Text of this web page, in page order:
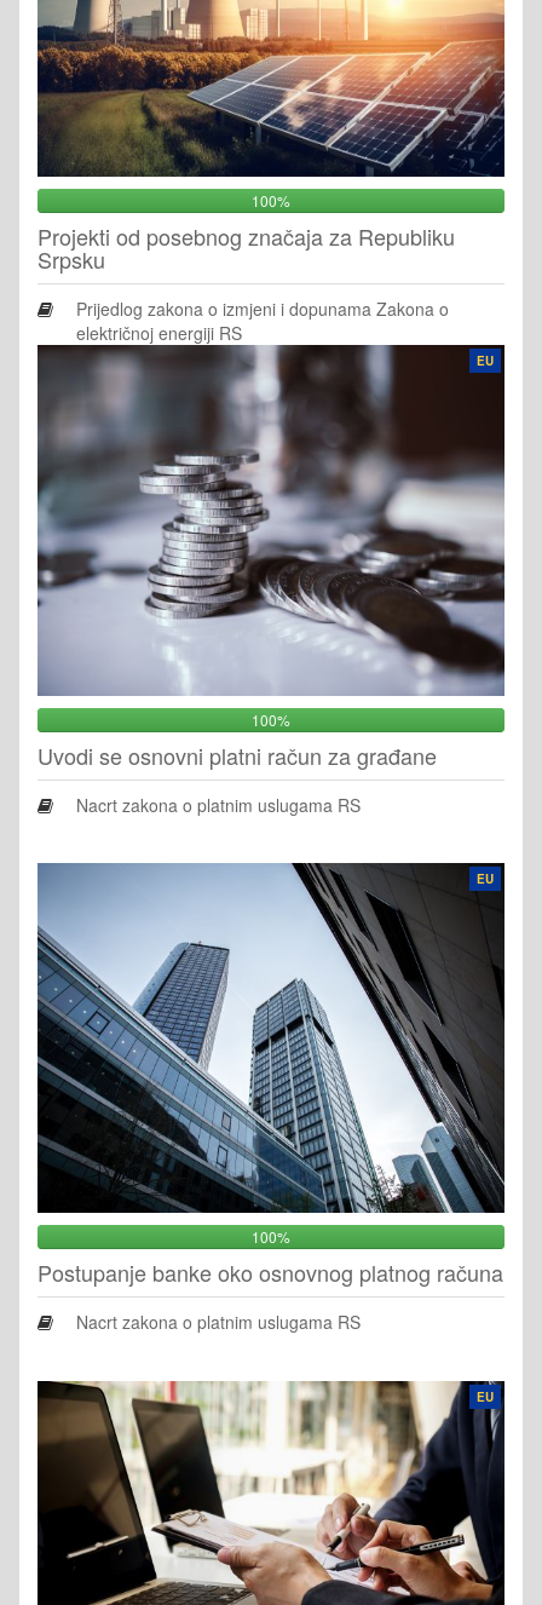
100%
Projekti od posebnog značaja za Republiku
Srpsku
Prijedlog zakona o izmjeni i dopunama Zakona o
električnoj energiji RS
EU
100%
Uvodi se osnovni platni račun za građane
Nacrt zakona o platnim uslugama RS
EU
100%
Postupanje banke oko osnovnog platnog računa
Nacrt zakona o platnim uslugama RS
EU